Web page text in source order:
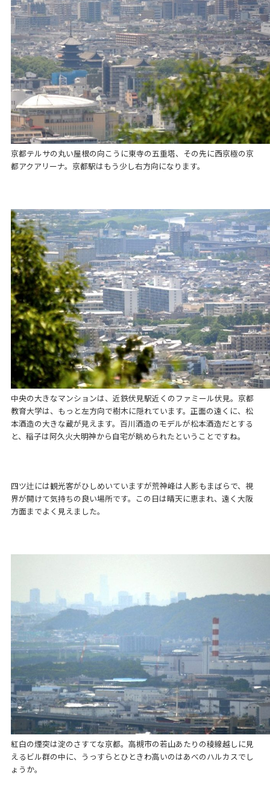
京都テルサの丸い屋根の向こうに東寺の五重塔、その先に西京極の京
都アクアリーナ。京都駅はもう少し右方向になります。
中央の大きなマンションは、近鉄伏見駅近くのファミール伏見。京都
教育大学は、もっと左方向で樹木に隠れています。正面の遠くに、松
本酒造の大きな蔵が見えます。百川酒造のモデルが松本酒造だとする
と、稲子は阿久火大明神から自宅が眺められたということですね。
四ツ辻には観光客がひしめいていますが荒神峰は人影もまばらで、視
界が開けて気持ちの良い場所です。この日は晴天に恵まれ、遠く大阪
方面までよく見えました。
紅白の煙突は淀のさすてな京都。高槻市の若山あたりの稜線越しに見
えるビル群の中に、うっすらとひときわ高いのはあべのハルカスでし
ょうか。